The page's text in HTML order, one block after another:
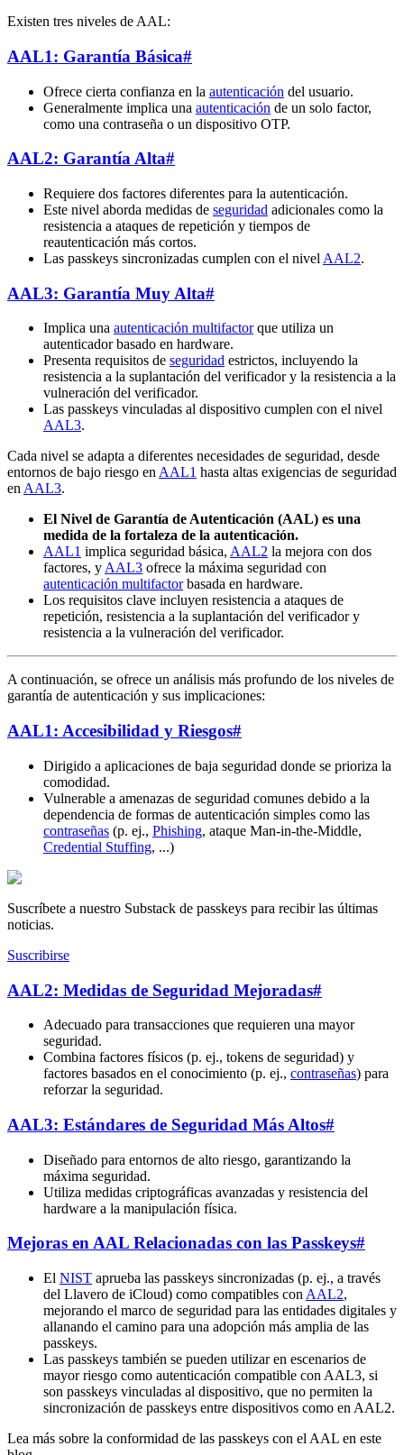
Existen tres niveles de AAL:
AAL1: Garantía Básica#
Ofrece cierta confianza en la autenticación del usuario.
Generalmente implica una autenticación de un solo factor,
como una contraseña o un dispositivo OTP.
AAL2: Garantía Alta#
Requiere dos factores diferentes para la autenticación.
Este nivel aborda medidas de seguridad adicionales como la
resistencia a ataques de repetición y tiempos de
reautenticación más cortos.
Las passkeys sincronizadas cumplen con el nivel AAL2.
AAL3: Garantía Muy Alta#
Implica una autenticación multifactorque utiliza un
autenticador basado en hardware.
Presenta requisitos de seguridad estrictos, incluyendo la
resistencia a la suplantación del verificador y la resistencia a la
vulneración del verificador.
Las passkeys vinculadas al dispositivo cumplen con el nivel
AAL3.
Cada nivel se adapta a diferentes necesidades de seguridad, desde
entornos de bajo riesgo enAAL1 hasta altas exigencias de seguridad
enAAL3.
El Nivel de Garantía de Autenticación (AAL) es una
medida de la fortaleza de la autenticación.
AAL1 implica seguridad básica, AAL2 la mejora con dos
factores, yAAL3 ofrece la máxima seguridad con
autenticación multifactorbasada en hardware.
Los requisitos clave incluyen resistencia a ataques de
repetición, resistencia a la suplantación del verificador y
resistencia a la vulneración del verificador.
A continuación, se ofrece un análisis más profundo de los niveles de
garantía de autenticación y sus implicaciones:
AAL1: Accesibilidad y Riesgos#
Dirigido a aplicaciones de baja seguridad donde se prioriza la
comodidad.
Vulnerable a amenazas de seguridad comunes debido a la
dependencia de formas de autenticación simples como las
contraseñas (p. ej., Phishing, ataque Man-in-the-Middle,
Credential Stuffing, ...)
Suscríbete a nuestro Substack de passkeys para recibir las últimas
noticias.
Suscribirse
AAL2: Medidas de Seguridad Mejoradas#
Adecuado para transacciones que requieren una mayor
seguridad.
Combina factores físicos (p. ej., tokens de seguridad) y
factores basados en el conocimiento (p. ej., contraseñas) para
reforzar la seguridad.
AAL3: Estándares de Seguridad Más Altos#
Diseñado para entornos de alto riesgo, garantizando la
máxima seguridad.
Utiliza medidas criptográficas avanzadas y resistencia del
hardware a la manipulación física.
Mejoras en AAL Relacionadas con las Passkeys#
El NIST aprueba las passkeys sincronizadas (p. ej., a través
del Llavero de iCloud) como compatibles con AAL2,
mejorando el marco de seguridad para las entidades digitales y
allanando el camino para una adopción más amplia de las
passkeys.
Las passkeys también se pueden utilizar en escenarios de
mayor riesgo como autenticación compatible con AAL3, si
son passkeys vinculadas al dispositivo, que no permiten la
sincronización de passkeys entre dispositivos como en AAL2.
Lea más sobre la conformidad de las passkeys con el AAL en este